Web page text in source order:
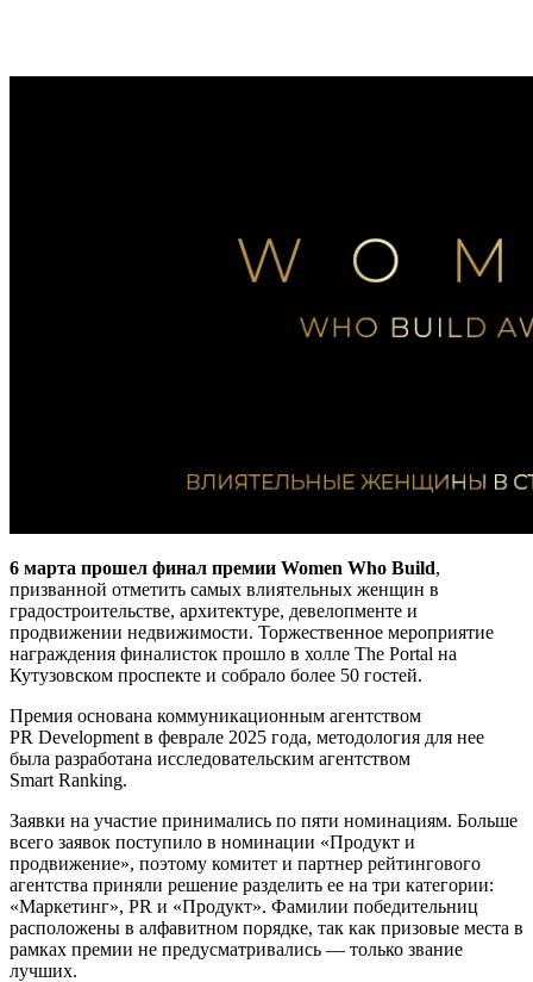
6 марта прошел финал премии Women Who Build,
призванной отметить самых влиятельных женщин в
градостроительстве, архитектуре, девелопменте и
продвижении недвижимости. Торжественное мероприятие
награждения финалисток прошло в холле The Portal на
Кутузовском проспекте и собрало более 50 гостей.
Премия основана коммуникационным агентством
PR Development в феврале 2025 года, методология для нее
была разработана исследовательским агентством
Smart Ranking.
Заявки на участие принимались по пяти номинациям. Больше
всего заявок поступило в номинации «Продукт и
продвижение», поэтому комитет и партнер рейтингового
агентства приняли решение разделить ее на три категории:
«Маркетинг», PR и «Продукт». Фамилии победительниц
расположены в алфавитном порядке, так как призовые места в
рамках премии не предусматривались — только звание
лучших.